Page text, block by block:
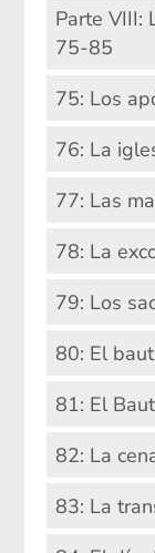
Parte VIII:
75-85
75: Los
76: La
77: Las
78: La
79: Los
80: El
81: El
82: La
83: La